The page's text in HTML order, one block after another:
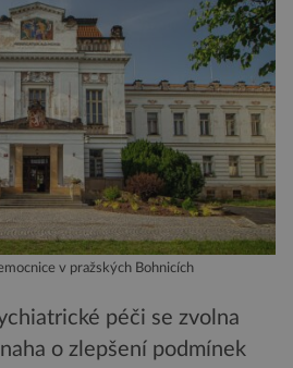
v pražských Bohnicích
péči se zvolna
o zlepšení podmínek